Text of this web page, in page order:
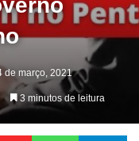
de março, 2021
3 minutos de leitura
Flipboard WhatsApp